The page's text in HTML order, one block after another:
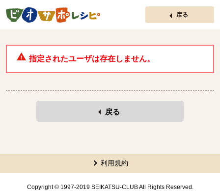
ページの先頭です。
戻る
指定されたユーザは存在しません。
戻る
ここから共通フッターメニューです。
利用規約
Copyright © 1997-2019 SEIKATSU-CLUB All Rights Reserved.